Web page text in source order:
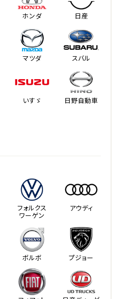
ホンダ 日産
マツダ スバル
いすゞ 日野自動車
フォルクス
ワーゲン
アウディ
ボルボ プジョー